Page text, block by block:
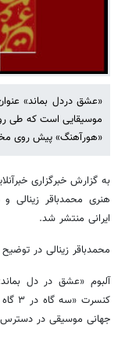
«عشق دردل بماند»
موسیقایی است که طی
«هورآهنگ» پیش روی
به گزارش خبرگزاری
هنری محمدباقر زینالی
ایرانی منتشر شد.
محمدباقر زینالی در
آلبوم «عشق در دل
جهانی موسیقی در دسترس